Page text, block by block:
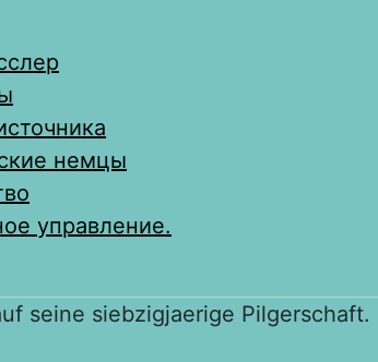
немцы
управление.
seine siebzigjaerige Pilgerschaft.